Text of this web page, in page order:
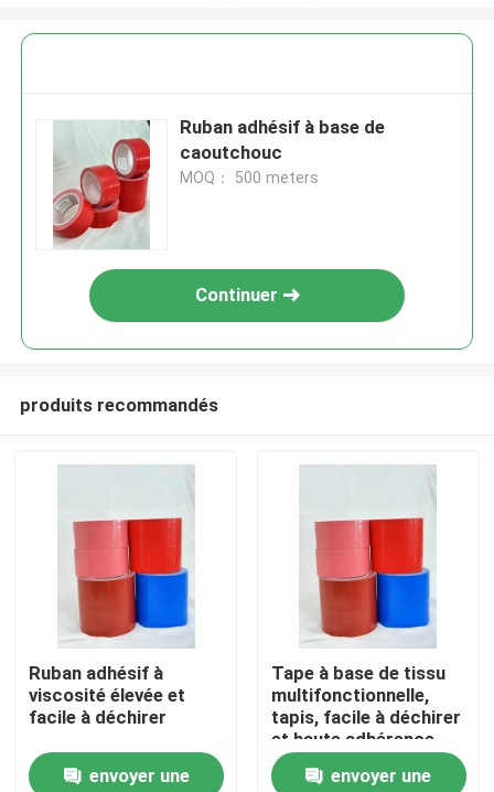
Aperçu
Produits
Ruban adhésif à base de
caoutchouc
MOQ： 500 meters
Continuer
produits recommandés
Ruban adhésif à
viscosité élevée et
facile à déchirer
envoyer une
Tape à base de tissu
multifonctionnelle,
tapis, facile à déchirer
et haute adhérence
envoyer une